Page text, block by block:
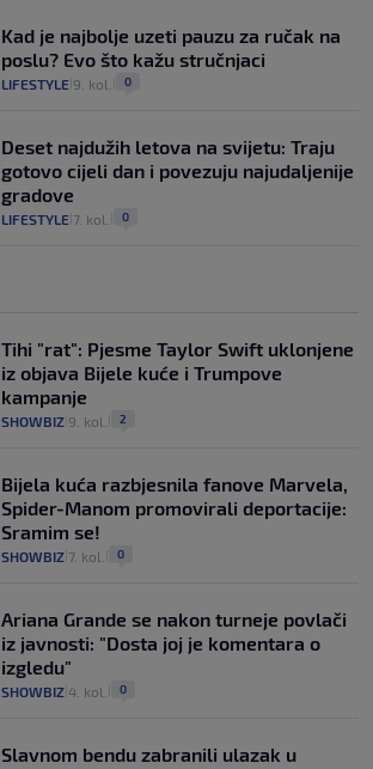
Kad je najbolje uzeti pauzu za ručak na
poslu? Evo što kažu stručnjaci
LIFESTYLE 9. kol. 0
Deset najdužih letova na svijetu: Traju
gotovo cijeli dan i povezuju najudaljenije
gradove
LIFESTYLE 7. kol. 0
Tihi "rat": Pjesme Taylor Swift uklonjene
iz objava Bijele kuće i Trumpove
kampanje
SHOWBIZ 9. kol. 2
Bijela kuća razbjesnila fanove Marvela,
Spider-Manom promovirali deportacije:
Sramim se!
SHOWBIZ 7. kol. 0
Ariana Grande se nakon turneje povlači
iz javnosti: "Dosta joj je komentara o
izgledu"
SHOWBIZ 4. kol. 0
Slavnom bendu zabranili ulazak u